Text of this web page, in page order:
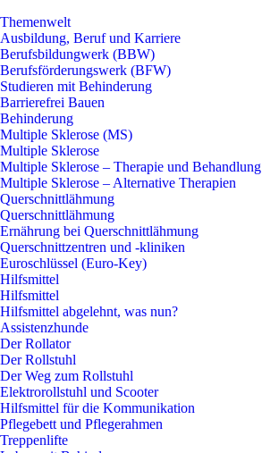
Themenwelt
Ausbildung, Beruf und Karriere
Berufsbildungwerk (BBW)
Berufsförderungswerk (BFW)
Studieren mit Behinderung
Barrierefrei Bauen
Behinderung
Multiple Sklerose (MS)
Multiple Sklerose
Multiple Sklerose – Therapie und Behandlung
Multiple Sklerose – Alternative Therapien
Querschnittlähmung
Querschnittlähmung
Ernährung bei Querschnittlähmung
Querschnittzentren und -kliniken
Euroschlüssel (Euro-Key)
Hilfsmittel
Hilfsmittel
Hilfsmittel abgelehnt, was nun?
Assistenzhunde
Der Rollator
Der Rollstuhl
Der Weg zum Rollstuhl
Elektrorollstuhl und Scooter
Hilfsmittel für die Kommunikation
Pflegebett und Pflegerahmen
Treppenlifte